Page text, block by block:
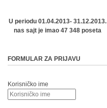
U periodu 01.04.2013- 31.12.2013.
nas sajt je imao 47 348 poseta
FORMULAR ZA PRIJAVU
Korisničko ime